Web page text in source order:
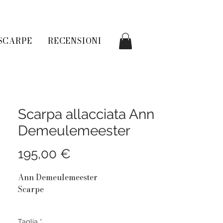
RECENSIONI
Scarpa allacciata Ann
Demeulemeester
195,00 €
Ann Demeulemeester
Scarpe